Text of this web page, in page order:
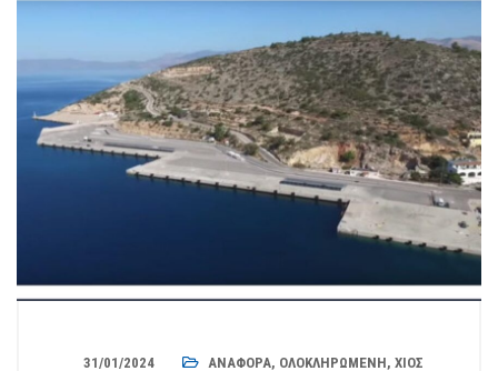
31/01/2024 ΑΝΑΦΟΡΆ, ΟΛΟΚΛΗΡΩΜΈΝΗ, ΧΊΟΣ